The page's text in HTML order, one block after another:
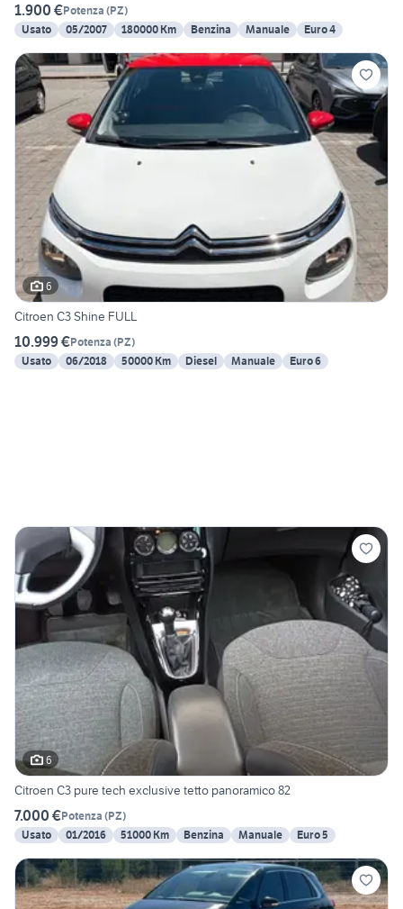
1.900 €Potenza (PZ)
Usato
05/2007 180000 Km Benzina Manuale Euro 4
6
Citroen C3 Shine FULL
10.999 €Potenza (PZ)
Usato
06/2018 50000 Km Diesel Manuale Euro 6
6
Citroen C3 pure tech exclusive tetto panoramico 82
7.000 €Potenza (PZ)
Usato
01/2016 51000 Km Benzina Manuale Euro 5